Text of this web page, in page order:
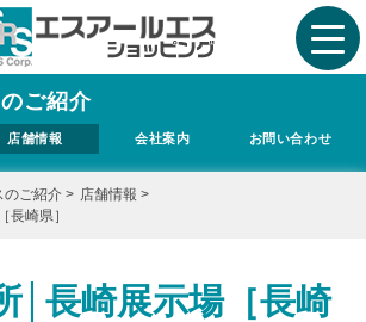
ご紹介
店舗情報 会社案内 お問い合わせ
のご紹介 > 店舗情報 >
長崎県］
│長崎展示場［長崎